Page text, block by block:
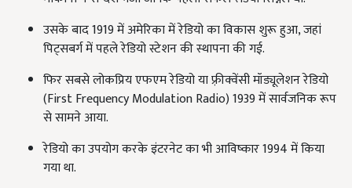
उसके बाद 1919 में अमेरिका में रेडियो का विकास शुरू हुआ, जहां
पिट्सबर्ग में पहले रेडियो स्टेशन की स्थापना की गई.
फिर सबसे लोकप्रिय एफएम रेडियो या फ़्रीक्वेंसी मॉड्यूलेशन रेडियो
(First Frequency Modulation Radio) 1939 में सार्वजनिक रूप
से सामने आया.
रेडियो का उपयोग करके इंटरनेट का भी आविष्कार 1994 में किया
गया था.